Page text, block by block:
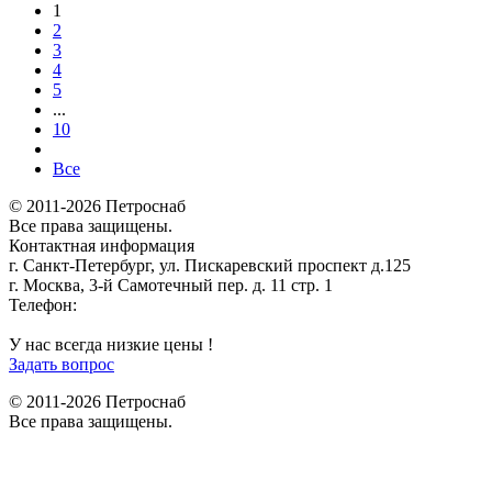
1
2
3
4
5
...
10
Все
© 2011-2026 Петроснаб
Все права защищены.
Контактная информация
г. Санкт-Петербург, ул. Пискаревский проспект д.125
г. Москва, 3-й Самотечный пер. д. 11 стр. 1
Телефон:
У нас всегда низкие цены !
Задать вопрос
© 2011-2026 Петроснаб
Все права защищены.